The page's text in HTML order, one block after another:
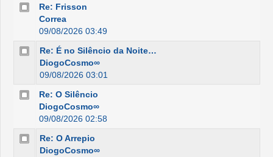
Re: Frisson
Correa
09/08/2026 03:49
Re: É no Silêncio da Noite…
DiogoCosmo∞
09/08/2026 03:01
Re: O Silêncio
DiogoCosmo∞
09/08/2026 02:58
Re: O Arrepio
DiogoCosmo∞